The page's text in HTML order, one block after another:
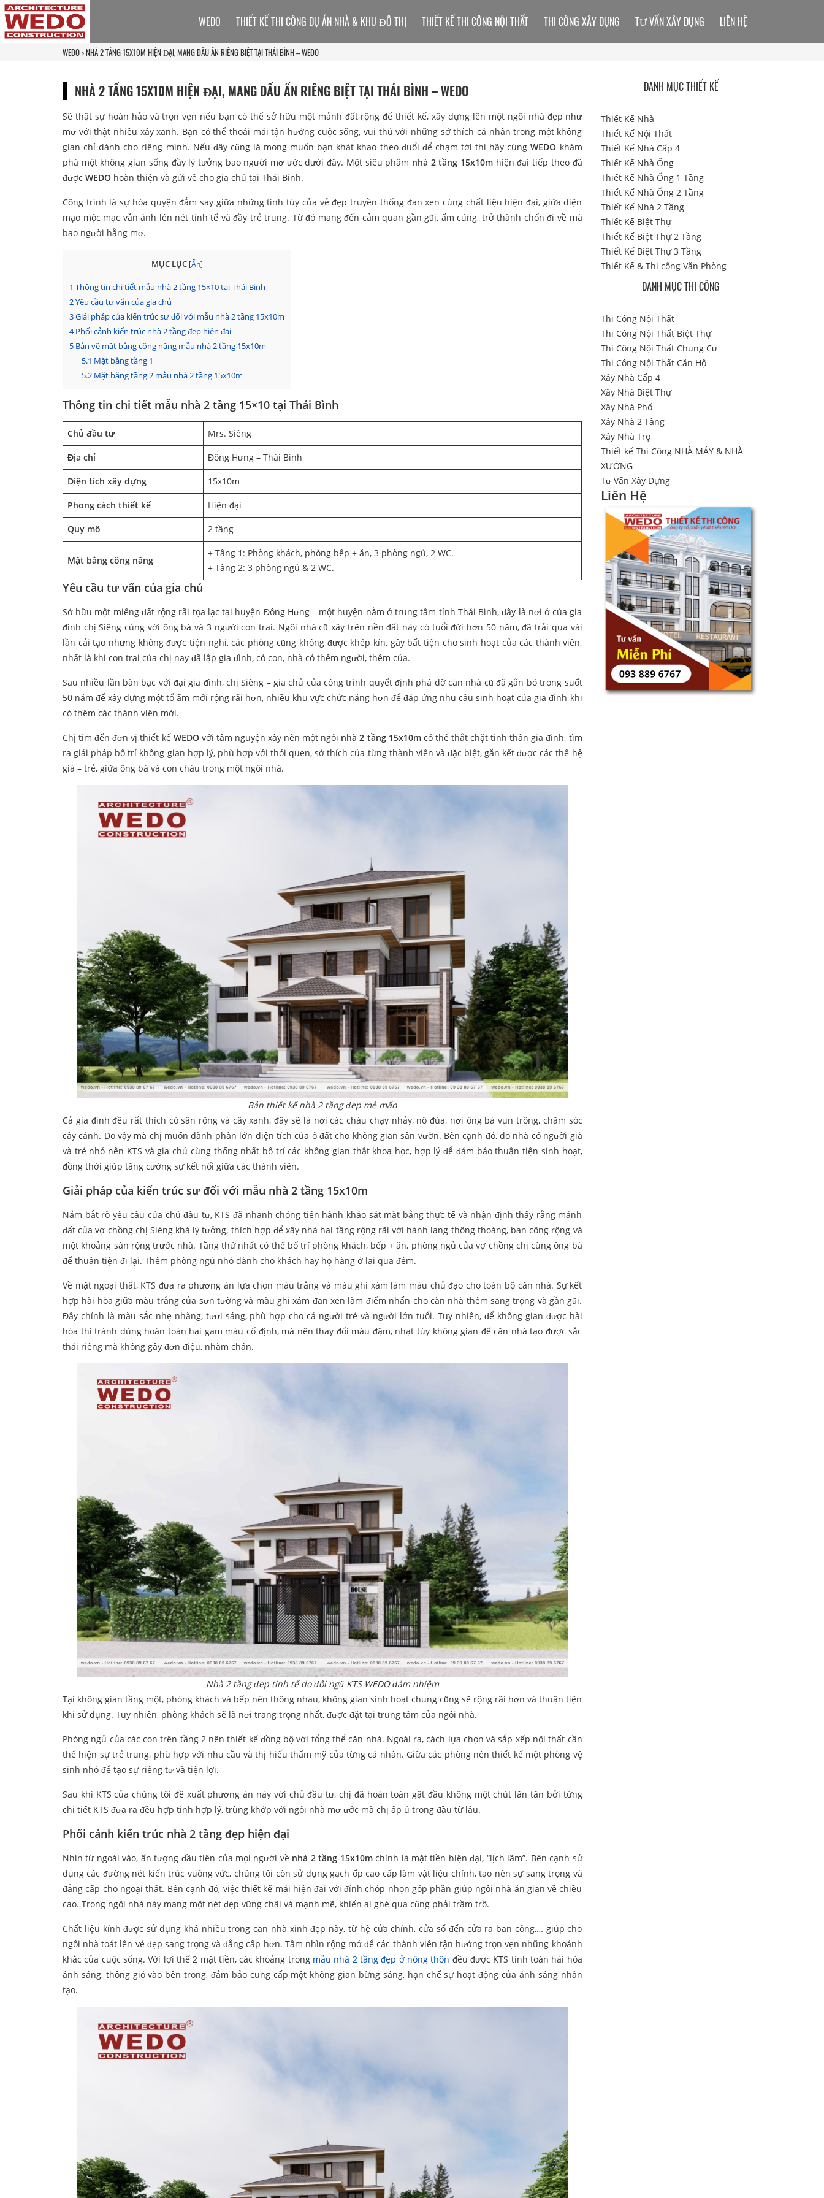
WEDO NHÀ 2 TẦNG 15X10M HIỆN ĐẠI, MANG DẤU ẤN RIÊNG BIỆT TẠI THÁI BÌNH – WEDO
NHÀ 2 TẦNG 15X10M HIỆN ĐẠI, MANG DẤU ẤN RIÊNG BIỆT TẠI THÁI BÌNH – WEDO
Sẽ thật sự hoàn hảo và trọn vẹn nếu bạn có thể sở hữu một mảnh đất rộng để thiết kế, xây dựng lên một ngôi nhà đẹp như
mơ với thật nhiều xây xanh. Bạn có thể thoải mái tận hưởng cuộc sống, vui thú với những sở thích cá nhân trong một không
gian chỉ dành cho riêng mình. Nếu đây cũng là mong muốn bạn khát khao theo đuổi để chạm tới thì hãy cùngWEDO khám
phá một không gian sống đầy lý tưởng bao người mơ ước dưới đây. Một siêu phẩm nhà 2 tầng 15x10m hiện đại tiếp theo đã
được WEDO hoàn thiện và gửi về cho gia chủ tại Thái Bình.
Công trình là sự hòa quyện đắm say giữa những tinh túy của vẻ đẹp truyền thống đan xen cùng chất liệu hiện đại, giữa diện
mạo mộc mạc vẫn ánh lên nét tinh tế và đầy trẻ trung. Từ đó mang đến cảm quan gần gũi, ấm cúng, trở thành chốn đi về mà
bao người hằng mơ.
MỤC LỤC [Ẩn]
1 Thông tin chi tiết mẫu nhà 2 tầng 15×10 tại Thái Bình
2Yêu cầu tư vấn của gia chủ
3Giải pháp của kiến trúc sư đối với mẫu nhà 2 tầng 15x10m
4Phối cảnh kiến trúc nhà 2 tầng đẹp hiện đại
5 Bản vẽ mặt bằng công năng mẫu nhà 2 tầng 15x10m
5.1 Mặt bằng tầng 1
5.2Mặt bằng tầng 2 mẫu nhà 2 tầng 15x10m
Thông tin chi tiết mẫu nhà 2 tầng 15×10 tại Thái Bình
Chủ đầu tư Mrs. Siêng
Địa chỉ Đông Hưng – Thái Bình
Diện tích xây dựng 15x10m
Phong cách thiết kế Hiện đại
Quy mô 2 tầng
Mặt bằng công năng
+ Tầng 1: Phòng khách, phòng bếp + ăn, 3 phòng ngủ, 2 WC.
+ Tầng 2: 3 phòng ngủ & 2 WC.
Yêu cầu tư vấn của gia chủ
Sở hữu một miếng đất rộng rãi tọa lạc tại huyện Đông Hưng – một huyện nằm ở trung tâm tỉnh Thái Bình, đây là nơi ở của gia
đình chị Siêng cùng với ông bà và 3 người con trai. Ngôi nhà cũ xây trên nền đất này có tuổi đời hơn 50 năm, đã trải qua vài
lần cải tạo nhưng không được tiện nghi, các phòng cũng không được khép kín, gây bất tiện cho sinh hoạt của các thành viên,
nhất là khi con trai của chị nay đã lập gia đình, có con, nhà có thêm người, thêm của.
Sau nhiều lần bàn bạc với đại gia đình, chị Siêng – gia chủ của công trình quyết định phá dỡ căn nhà cũ đã gắn bó trong suốt
50 năm để xây dựng một tổ ấm mới rộng rãi hơn, nhiều khu vực chức năng hơn để đáp ứng nhu cầu sinh hoạt của gia đình khi
có thêm các thành viên mới.
Chị tìm đến đơn vị thiết kế WEDOvới tâm nguyện xây nên một ngôi nhà 2 tầng 15x10mcó thể thắt chặt tình thân gia đình, tìm
ra giải pháp bố trí không gian hợp lý, phù hợp với thói quen, sở thích của từng thành viên và đặc biệt, gắn kết được các thế hệ
già – trẻ, giữa ông bà và con cháu trong một ngôi nhà.
Bản thiết kế nhà 2 tầng đẹp mê mẩn
Cả gia đình đều rất thích có sân rộng và cây xanh, đây sẽ là nơi các cháu chạy nhảy, nô đùa, nơi ông bà vun trồng, chăm sóc
cây cảnh. Do vậy mà chị muốn dành phần lớn diện tích của ô đất cho không gian sân vườn. Bên cạnh đó, do nhà có người già
và trẻ nhỏ nên KTS và gia chủ cùng thống nhất bố trí các không gian thật khoa học, hợp lý để đảm bảo thuận tiện sinh hoạt,
đồng thời giúp tăng cường sự kết nối giữa các thành viên.
Giải pháp của kiến trúc sư đối với mẫu nhà 2 tầng 15x10m
Nắm bắt rõ yêu cầu của chủ đầu tư, KTS đã nhanh chóng tiến hành khảo sát mặt bằng thực tế và nhận định thấy rằng mảnh
đất của vợ chồng chị Siêng khá lý tưởng, thích hợp để xây nhà hai tầng rộng rãi với hành lang thông thoáng, ban công rộng và
một khoảng sân rộng trước nhà. Tầng thứ nhất có thể bố trí phòng khách, bếp + ăn, phòng ngủ của vợ chồng chị cùng ông bà
để thuận tiện đi lại. Thêm phòng ngủ nhỏ dành cho khách hay họ hàng ở lại qua đêm.
Về mặt ngoại thất, KTS đưa ra phương án lựa chọn màu trắng và màu ghi xám làm màu chủ đạo cho toàn bộ căn nhà. Sự kết
hợp hài hòa giữa màu trắng của sơn tường và màu ghi xám đan xen làm điểm nhấn cho căn nhà thêm sang trọng và gần gũi.
Đây chính là màu sắc nhẹ nhàng, tươi sáng, phù hợp cho cả người trẻ và người lớn tuổi. Tuy nhiên, để không gian được hài
hòa thì tránh dùng hoàn toàn hai gam màu cố định, mà nên thay đổi màu đậm, nhạt tùy không gian để căn nhà tạo được sắc
thái riêng mà không gây đơn điệu, nhàm chán.
Nhà 2 tầng đẹp tinh tế do đội ngũ KTS WEDO đảm nhiệm
Tại không gian tầng một, phòng khách và bếp nên thông nhau, không gian sinh hoạt chung cũng sẽ rộng rãi hơn và thuận tiện
khi sử dụng. Tuy nhiên, phòng khách sẽ là nơi trang trọng nhất, được đặt tại trung tâm của ngôi nhà.
Phòng ngủ của các con trên tầng 2 nên thiết kế đồng bộ với tổng thể căn nhà. Ngoài ra, cách lựa chọn và sắp xếp nội thất cần
thể hiện sự trẻ trung, phù hợp với nhu cầu và thị hiếu thẩm mỹ của từng cá nhân. Giữa các phòng nên thiết kế một phòng vệ
sinh nhỏ để tạo sự riêng tư và tiện lợi.
Sau khi KTS của chúng tôi đề xuất phương án này với chủ đầu tư, chị đã hoàn toàn gật đầu không một chút lăn tăn bởi từng
chi tiết KTS đưa ra đều hợp tình hợp lý, trùng khớp với ngôi nhà mơ ước mà chị ấp ủ trong đầu từ lâu.
Phối cảnh kiến trúc nhà 2 tầng đẹp hiện đại
Nhìn từ ngoài vào, ấn tượng đầu tiên của mọi người về nhà 2 tầng 15x10mchính là mặt tiền hiện đại, “lịch lãm”. Bên cạnh sử
dụng các đường nét kiến trúc vuông vức, chúng tôi còn sử dụng gạch ốp cao cấp làm vật liệu chính, tạo nên sự sang trọng và
đẳng cấp cho ngoại thất. Bên cạnh đó, việc thiết kế mái hiện đại với đỉnh chóp nhọn góp phần giúp ngôi nhà ăn gian về chiều
cao. Trong ngôi nhà này mang một nét đẹp vững chãi và mạnh mẽ, khiến ai ghé qua cũng phải trầm trồ.
Chất liệu kính được sử dụng khá nhiều trong căn nhà xinh đẹp này, từ hệ cửa chính, cửa sổ đến cửa ra ban công,… giúp cho
ngôi nhà toát lên vẻ đẹp sang trọng và đẳng cấp hơn. Tầm nhìn rộng mở để các thành viên tận hưởng trọn vẹn những khoảnh
khắc của cuộc sống. Với lợi thế 2 mặt tiền, các khoảng trong mẫu nhà 2 tầng đẹp ở nông thôn đều được KTS tính toán hài hòa
ánh sáng, thông gió vào bên trong, đảm bảo cung cấp một không gian bừng sáng, hạn chế sự hoạt động của ánh sáng nhân
tạo.
WEDO THIẾT KẾ THI CÔNG DỰ ÁN NHÀ & KHU ĐÔ THỊ THIẾT KẾ THI CÔNG NỘI THẤT THI CÔNG XÂY DỰNG TƯ VẤN XÂY DỰNG LIÊN HỆ
DANH MỤC THIẾT KẾ
Thiết Kế Nhà
Thiết Kế Nội Thất
Thiết Kế Nhà Cấp 4
Thiết Kế Nhà Ống
Thiết Kế Nhà Ống 1 Tầng
Thiết Kế Nhà Ống 2 Tầng
Thiết Kế Nhà 2 Tầng
Thiết Kế Biệt Thự
Thiết Kế Biệt Thự 2 Tầng
Thiết Kế Biệt Thự 3 Tầng
Thiết Kế & Thi công Văn Phòng
DANH MỤC THI CÔNG
Thi Công Nội Thất
Thi Công Nội Thất Biệt Thự
Thi Công Nội Thất Chung Cư
Thi Công Nội Thất Căn Hộ
Xây Nhà Cấp 4
Xây Nhà Biệt Thự
Xây Nhà Phố
Xây Nhà 2 Tầng
Xây Nhà Trọ
Thiết kế Thi Công NHÀ MÁY & NHÀ
XƯỞNG
Tư Vấn Xây Dựng
Liên Hệ